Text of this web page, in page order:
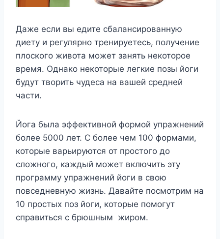
Даже если вы едите сбалансированную
диету и регулярно тренируетесь, получение
плоского живота может занять некоторое
время. Однако некоторые легкие позы йоги
будут творить чудеса на вашей средней
части.
Йога была эффективной формой упражнений
более 5000 лет. С более чем 100 формами,
которые варьируются от простого до
сложного, каждый может включить эту
программу упражнений йоги в свою
повседневную жизнь. Давайте посмотрим на
10 простых поз йоги, которые помогут
справиться с брюшным жиром.